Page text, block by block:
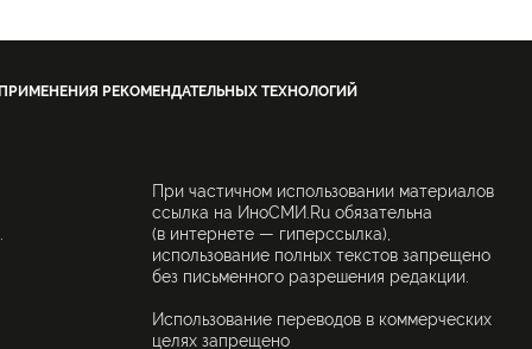
РЕКОМЕНДАТЕЛЬНЫХ ТЕХНОЛОГИЙ
При частичном использовании материалов
ссылка на ИноСМИ.Ru обязательна
(в интернете — гиперссылка),
использование полных текстов запрещено
без письменного разрешения редакции.
Использование переводов в коммерческих
целях запрещено